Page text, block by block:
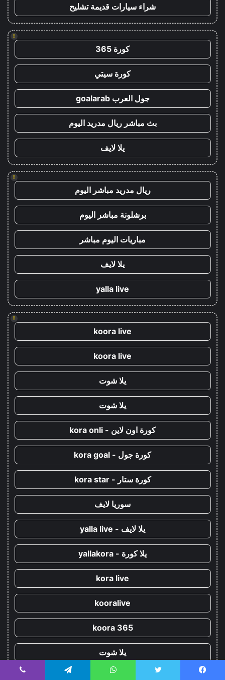
شراء سيارات قديمة تشليح
!
كورة 365
كورة سيتي
جول العرب goalarab
بث مباشر ريال مدريد اليوم
يلا لايف
!
ريال مدريد مباشر اليوم
برشلونة مباشر اليوم
مباريات اليوم مباشر
يلا لايف
yalla live
!
koora live
koora live
يلا شوت
يلا شوت
كورة اون لاين - kora onli
كورة جول - kora goal
كورة ستار - kora star
سوريا لايف
يلا لايف - yalla live
يلا كورة - yallakora
kora live
kooralive
koora 365
يلا شوت